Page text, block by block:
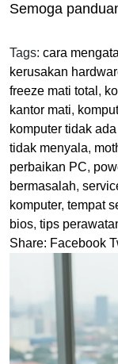
Semoga
Tags: cara
kerusakan
freeze mati total ,
kantor mati,
komputer tidak
tidak menyala,
perbaikan PC,
bermasalah,
komputer, tempat
bios, tips
Share: Facebook